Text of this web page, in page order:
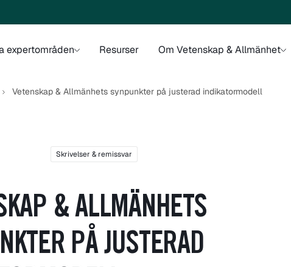
expertområden Resurser Om Vetenskap & Allmänhet
Vetenskap & Allmänhets synpunkter på justerad indikatormodell
Skrivelser & remissvar
& ALLMÄNHETS
PÅ JUSTERAD